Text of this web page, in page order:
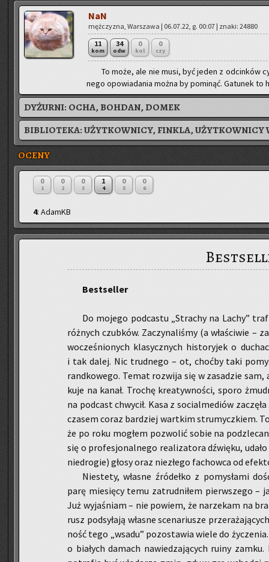
NaN
męż­czy­zna, War­sza­wa | 06.07.22, g. 00:07 | znaki: 24880
11
kom
34
odw
0
kol
0
czy
To może, ale nie musi, być jeden z
ne­go opo­wia­da­nia można by po­mi­nąć. Ga­tu­nek to
DYŻURNI: OCHA, BOHDAN, DOMEK
BIBLIOTEKA:UŻYTKOWNICY, FINKLA, UŻYTKOWNICY
OCENY
0
1
0
2
0
3
1
4
0
5
0
6
4: AdamKB
Be­st­sel­ler
Do mo­je­go pod­ca­stu „Stra­chy na Lachy”
róż­nych czub­ków. Za­czy­na­li­śmy (a wła­ści­wie –
wo­cze­śnio­nych kla­sycz­nych hi­sto­ry­jek o
i tak dalej. Nic trud­ne­go – ot, choć­by taki
rand­ko­we­go. Temat roz­wi­ja się w za­sa­dzie
ku­je na kanał. Tro­chę kre­atyw­no­ści, sporo
na pod­cast chwy­cił. Kasa z so­cial­me­diów
cza­sem coraz bar­dziej wart­kim stru­mycz­kiem.
że po roku mo­głem po­zwo­lić sobie na
się o pro­fe­sjo­nal­ne­go re­ali­za­to­ra dźwię­ku,
nie­dro­gie) głosy oraz nie­złe­go fa­chow­ca od
Nie­ste­ty, wła­sne źró­deł­ko z po­my­sła­mi
parę mie­się­cy temu za­trud­ni­łem pierw­sze­go –
Już wy­ja­śniam – nie po­wiem, że na­rze­kam na
rusz pod­sy­ła­ją wła­sne sce­na­riu­sze
ność tego „wsadu” po­zo­sta­wia wiele do
o bia­łych da­mach na­wie­dza­ją­cych ruiny